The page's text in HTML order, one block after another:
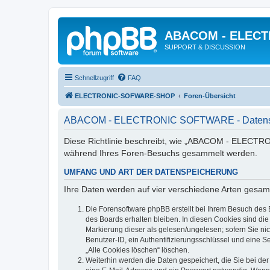
ABACOM -
SUPPORT & DISCUSSION
Schnellzugriff FAQ
ELECTRONIC-SOFWARE-SHOP Foren-Übersicht
ABACOM - ELECTRONIC SOFTWARE -
Diese Richtlinie beschreibt, wie „ABACOM -
während Ihres Foren-Besuchs gesammelt werden.
UMFANG UND ART DER DATENSPEICHERUNG
Ihre Daten werden auf vier verschiedene Arten
Die Forensoftware phpBB erstellt bei Ihrem Besuch
des Boards erhalten bleiben. In diesen Cookies sind
Markierung dieser als gelesen/ungelesen; sofern Sie
Benutzer-ID, ein Authentifizierungsschlüssel und eine
„Alle Cookies löschen“ löschen.
Weiterhin werden die Daten gespeichert, die Sie bei